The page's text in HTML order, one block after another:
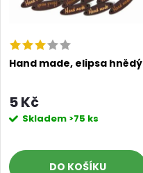
Hand made, elipsa hnědý
5 Kč
Skladem >75 ks
DO KOŠÍKU